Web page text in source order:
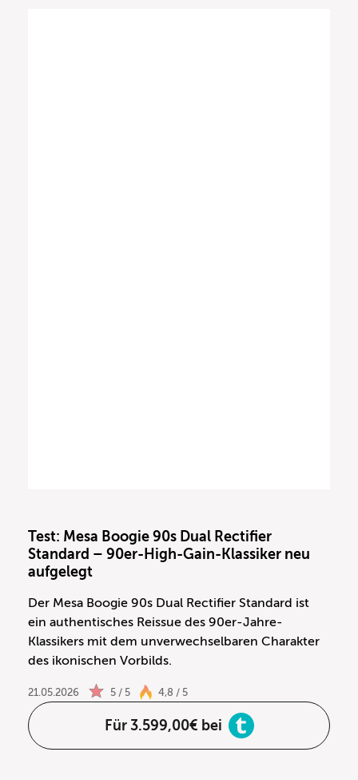
Test: Mesa Boogie 90s Dual Rectifier
Standard – 90er-High-Gain-Klassiker neu
aufgelegt
Der Mesa Boogie 90s Dual Rectifier Standard ist
ein authentisches Reissue des 90er-Jahre-
Klassikers mit dem unverwechselbaren Charakter
des ikonischen Vorbilds.
21.05.2026 5 / 5 4,8 / 5
Für 3.599,00€ bei